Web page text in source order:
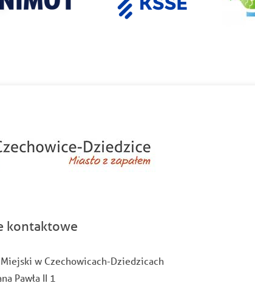
kontaktowe
w Czechowicach-Dziedzicach
Pawła II 1